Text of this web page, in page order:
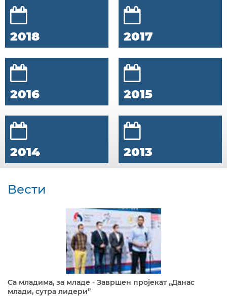
2018 2017
2016 2015
2014 2013
Вести
Са младима, за младе - Завршен пројекат „Данас
млади, сутра лидери”